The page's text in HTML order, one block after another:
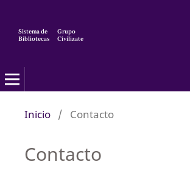
Sistema de
Bibliotecas
Grupo
Civilizate
Inicio / Contacto
Contacto